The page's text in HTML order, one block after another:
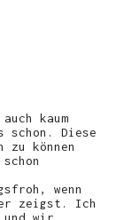
kaum
Diese
zu können
wenn
zeigst. Ich